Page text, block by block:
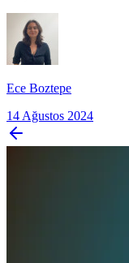
Ece Boztepe
14 Ağustos 2024